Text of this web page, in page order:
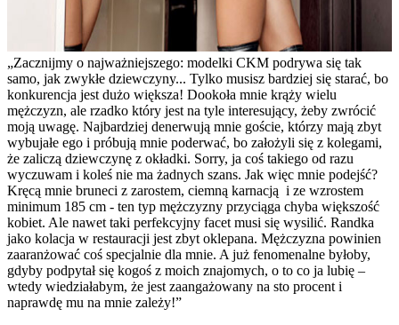
„Zacznijmy o najważniejszego: modelki CKM podrywa się tak
samo, jak zwykłe dziewczyny... Tylko musisz bardziej się starać, bo
konkurencja jest dużo większa! Dookoła mnie krąży wielu
mężczyzn, ale rzadko który jest na tyle interesujący, żeby zwrócić
moją uwagę. Najbardziej denerwują mnie goście, którzy mają zbyt
wybujałe ego i próbują mnie poderwać, bo założyli się z kolegami,
że zaliczą dziewczynę z okładki. Sorry, ja coś takiego od razu
wyczuwam i koleś nie ma żadnych szans. Jak więc mnie podejść?
Kręcą mnie bruneci z zarostem, ciemną karnacją i ze wzrostem
minimum 185 cm - ten typ mężczyzny przyciąga chyba większość
kobiet. Ale nawet taki perfekcyjny facet musi się wysilić. Randka
jako kolacja w restauracji jest zbyt oklepana. Mężczyzna powinien
zaaranżować coś specjalnie dla mnie. A już fenomenalne byłoby,
gdyby podpytał się kogoś z moich znajomych, o to co ja lubię –
wtedy wiedziałabym, że jest zaangażowany na sto procent i
naprawdę mu na mnie zależy!”